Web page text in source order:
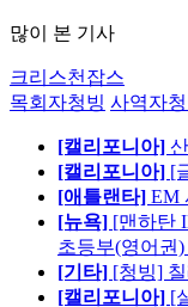
많이 본 기사
크리스천잡스
목회자청빙 사역자
[캘리포니아]
[캘리포니아] [
[애틀랜타] EM
[뉴욕] [맨하탄
초등부(영어권
[기타] [청빙]
[캘리포니아] [